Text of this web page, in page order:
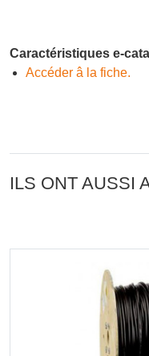
Caractéristiques e-
Accéder â la fiche.
ILS ONT AUSSI